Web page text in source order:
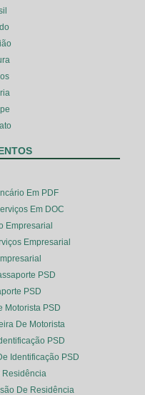
Em PDF
Em DOC
Empresarial
Empresarial
PSD
PSD
Motorista PSD
De Motorista
PSD
Identificação PSD
Residência
De Residência